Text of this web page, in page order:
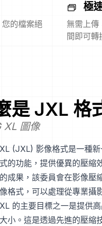
的檔案絕
極
無需上傳
間即可轉
是 JXL 格
XL 圖像
(JXL) 影像格式是一種
的功能，提供優異的壓縮
成果，該委員會在影像壓
格式，可以處理從專業攝
的主要目標之一是提供
小。這是透過先進的壓縮